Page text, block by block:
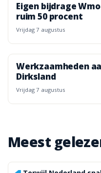
Eigen bijdrage
ruim 50 procent
vrijdag 7 augustus
Werkzaamheden
Dirksland
vrijdag 7 augustus
Meest